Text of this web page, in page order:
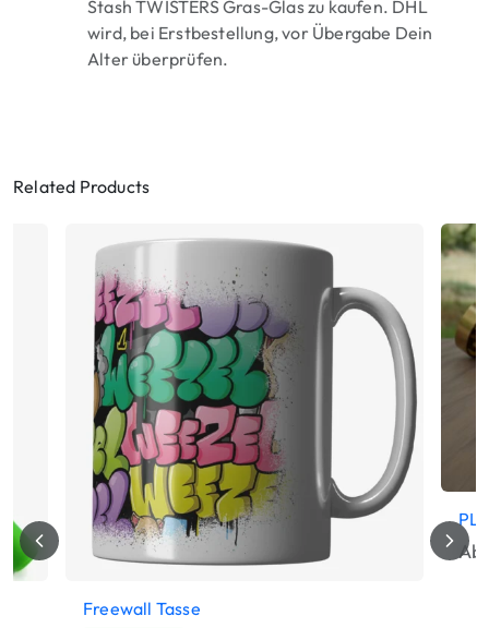
Stash TWISTERS Gras-Glas zu kaufen. DHL
wird, bei Erstbestellung, vor Übergabe Dein
Alter überprüfen.
Related Products
Freewall Tasse
Ab